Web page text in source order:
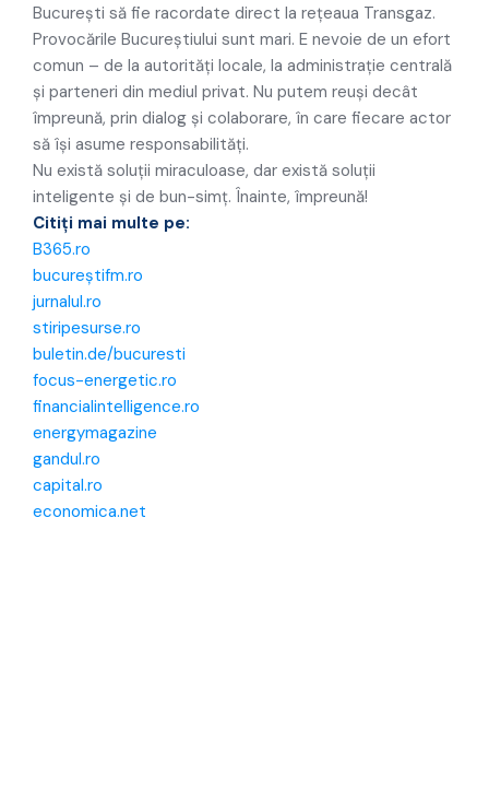
București să fie racordate direct la rețeaua Transgaz.
Provocările Bucureștiului sunt mari. E nevoie de un efort
comun – de la autorități locale, la administrație centrală
și parteneri din mediul privat. Nu putem reuși decât
împreună, prin dialog și colaborare, în care fiecare actor
să își asume responsabilități.
Nu există soluții miraculoase, dar există soluții
inteligente și de bun-simț. Înainte, împreună!
Citiți mai multe pe:
B365.ro
bucureștifm.ro
jurnalul.ro
stiripesurse.ro
buletin.de/bucuresti
focus-energetic.ro
financialintelligence.ro
energymagazine
gandul.ro
capital.ro
economica.net